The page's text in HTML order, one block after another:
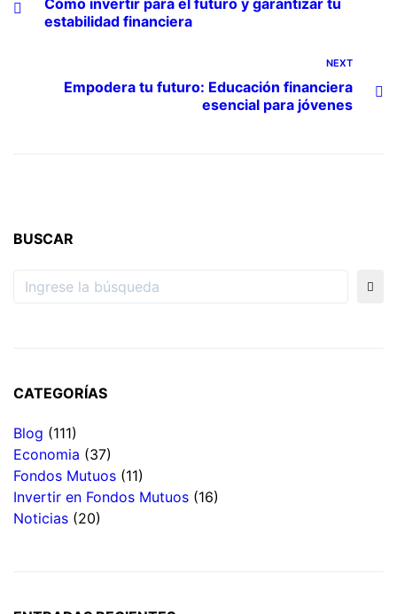
Cómo invertir para el futuro y garantizar tu
estabilidad financiera
NEXT
Empodera tu futuro: Educación financiera
esencial para jóvenes
BUSCAR
CATEGORÍAS
Blog (111)
Economia (37)
Fondos Mutuos (11)
Invertir en Fondos Mutuos (16)
Noticias (20)